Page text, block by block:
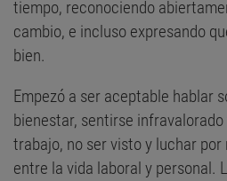
tiempo, reconociendo
cambio, e incluso expresando
bien.
Empezó a ser aceptable hablar
bienestar, sentirse
trabajo, no ser visto y luchar
entre la vida laboral y personal.